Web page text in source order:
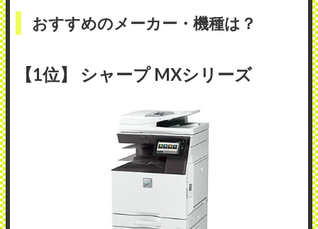
おすすめのメーカー・機種は？
【1位】 シャープ MXシリーズ